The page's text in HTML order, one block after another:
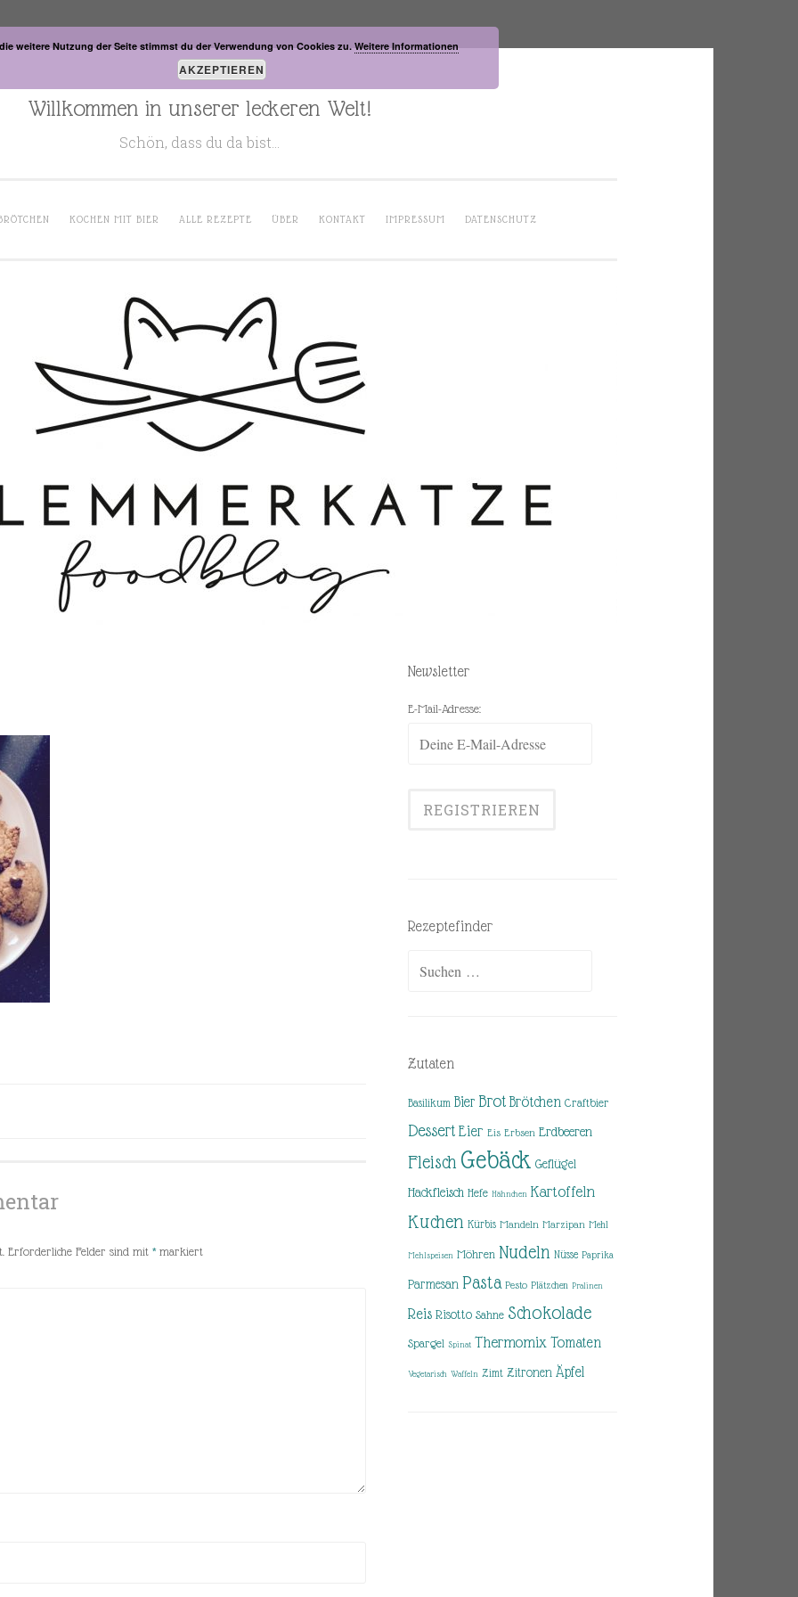
Willkommen in unserer leckeren Welt!
Schön, dass du da bist…
KOCHEN MIT BIER ALLE REZEPTE ÜBER KONTAKT IMPRESSUM DATENSCHUTZ
Erforderliche Felder sind mit *markiert
Newsletter
E-Mail-Adresse:
Rezeptefinder
Zutaten
Basilikum Bier Brot Brötchen Craftbier
Dessert Eier Eis Erbsen Erdbeeren
Fleisch Gebäck Geflügel
Hackfleisch Hefe Hähnchen Kartoffeln
Kuchen Kürbis Mandeln Marzipan Mehl
Mehlspeisen Möhren Nudeln Nüsse Paprika
Parmesan Pasta Pesto Plätzchen Pralinen
Reis Risotto Sahne Schokolade
Spargel Spinat Thermomix Tomaten
Vegetarisch Waffeln Zimt Zitronen Äpfel
weitere Nutzung der Seite stimmst du der Verwendung von Cookies zu. Weitere Informationen
AKZEPTIEREN